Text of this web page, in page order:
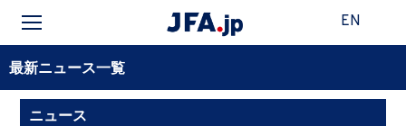
EN
最新ニュース一覧
ニュース